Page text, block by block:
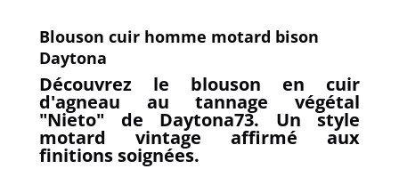
Blouson cuir homme motard bison
Daytona
Découvrez le blouson en cuir
d'agneau au tannage végétal
"Nieto" de Daytona73. Un style
motard vintage affirmé aux
finitions soignées.